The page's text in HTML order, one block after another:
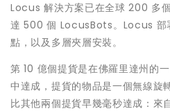
Locus 解決方案已在全球 200 多
達 500 個 LocusBots。Locus 部
點，以及多層夾層安裝。
第 10 億個提貨是在佛羅里達州的
中達成，提貨的物品是一個無線旋
比其他兩個提貨早幾毫秒達成：來